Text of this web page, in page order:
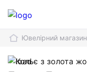
Ювелірний магазин